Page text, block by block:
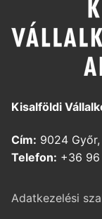
Kisalföldi
Cím: 9024
Telefon: +36 96
Adatkezelési